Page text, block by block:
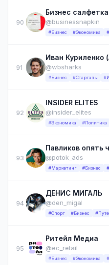
90
Бизнес салфетка
@businessnapkin
#Бизнес #Экономика
91 @wbsharks
#Бизнес #Стартапы
92
INSIDER ELITES
@insider_elites
#Экономика #Политика
93
Павликов опять
@potok_ads
#Маркетинг #Бизнес
94
ДЕНИС МИГАЛЬ
@den_migal
#Спорт #Бизнес
95
Ритейл Медиа
@ec_retail
#Бизнес #Экономика